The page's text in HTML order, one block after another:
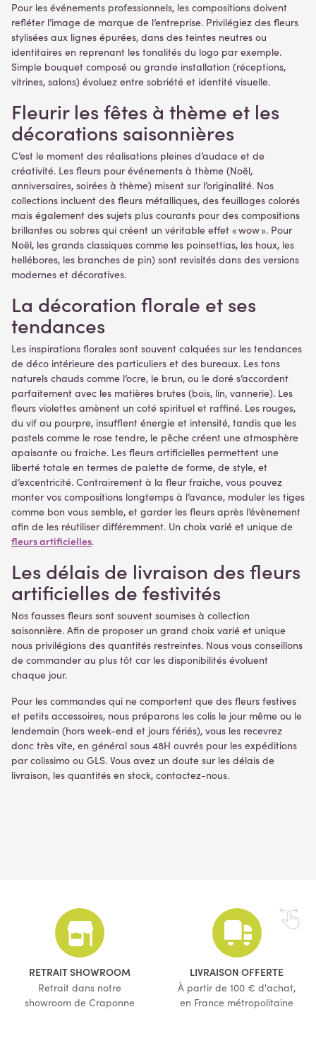
Pour les événements professionnels, les compositions doivent
refléter l’image de marque de l’entreprise. Privilégiez des fleurs
stylisées aux lignes épurées, dans des teintes neutres ou
identitaires en reprenant les tonalités du logo par exemple.
Simple bouquet composé ou grande installation (réceptions,
vitrines, salons) évoluez entre sobriété et identité visuelle.
Fleurir les fêtes à thème et les
décorations saisonnières
C’est le moment des réalisations pleines d’audace et de
créativité. Les fleurs pour événements à thème (Noël,
anniversaires, soirées à thème) misent sur l’originalité. Nos
collections incluent des fleurs métalliques, des feuillages colorés
mais également des sujets plus courants pour des compositions
brillantes ou sobres qui créent un véritable effet « wow ». Pour
Noël, les grands classiques comme les poinsettias, les houx, les
hellébores, les branches de pin) sont revisités dans des versions
modernes et décoratives.
La décoration florale et ses
tendances
Les inspirations florales sont souvent calquées sur les tendances
de déco intérieure des particuliers et des bureaux. Les tons
naturels chauds comme l’ocre, le brun, ou le doré s’accordent
parfaitement avec les matières brutes (bois, lin, vannerie). Les
fleurs violettes amènent un coté spirituel et raffiné. Les rouges,
du vif au pourpre, insufflent énergie et intensité, tandis que les
pastels comme le rose tendre, le pêche créent une atmosphère
apaisante ou fraiche. Les fleurs artificielles permettent une
liberté totale en termes de palette de forme, de style, et
d’excentricité. Contrairement à la fleur fraiche, vous pouvez
monter vos compositions longtemps à l’avance, moduler les tiges
comme bon vous semble, et garder les fleurs après l’évènement
afin de les réutiliser différemment. Un choix varié et unique de
fleurs artificielles.
Les délais de livraison des fleurs
artificielles de festivités
Nos fausses fleurs sont souvent soumises à collection
saisonnière. Afin de proposer un grand choix varié et unique
nous privilégions des quantités restreintes. Nous vous conseillons
de commander au plus tôt car les disponibilités évoluent
chaque jour.
Pour les commandes qui ne comportent que des fleurs festives
et petits accessoires, nous préparons les colis le jour même ou le
lendemain (hors week-end et jours fériés), vous les recevrez
donc très vite, en général sous 48H ouvrés pour les expéditions
par colissimo ou GLS. Vous avez un doute sur les délais de
livraison, les quantités en stock, contactez-nous.
RETRAIT SHOWROOM
Retrait dans notre
showroom de Craponne
LIVRAISON OFFERTE
À partir de 100 € d'achat,
en France métropolitaine